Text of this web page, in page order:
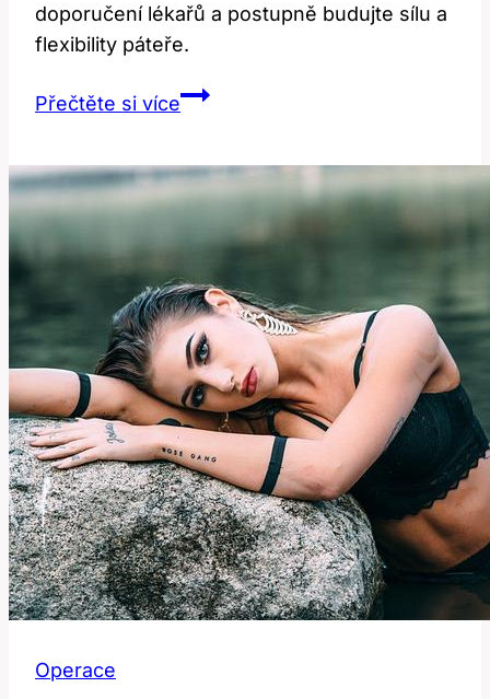
doporučení lékařů a postupně budujte sílu a
flexibility páteře.
Přečtěte si vícePo
Ploténky:
se
Zotavit?
Operace